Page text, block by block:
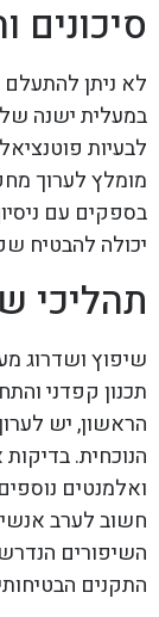
סיכונים
לא ניתן
במעלית ישנה
לבעיות
מומלץ לערוך
בספקים עם
יכולה להבטיח
תהליכי
שיפוץ ושדרוג
תכנון קפדני
הראשון, יש
הנוכחית.
ואלמנטים
חשוב לערב
השיפורים
התקנים